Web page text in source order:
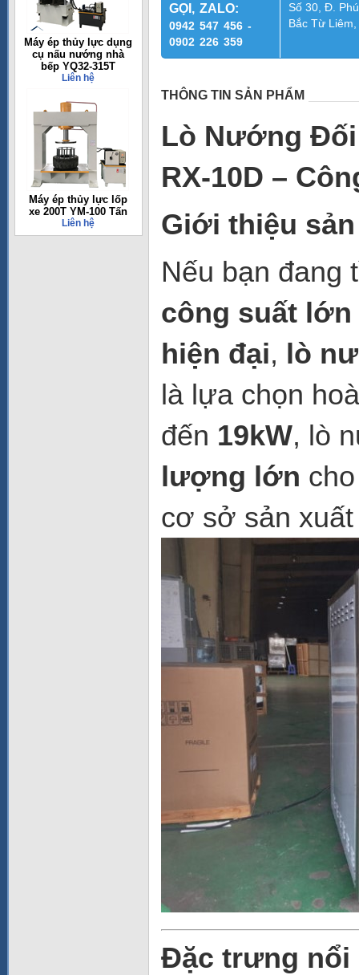
Máy ép thủy lực dụng
cụ nấu nướng nhà
bếp YQ32-315T
Liên hệ
Máy ép thủy lực lốp
xe 200T YM-100 Tấn
Liên hệ
GỌI, ZALO:
0942 547 456 -
0902 226 359
Số 30, Đ.
Bắc Từ
THÔNG TIN SẢN PHẨM
Lò Nướng
RX-10D –
Giới thiệu
Nếu bạn đang
công suất lớn
hiện đại, lò
là lựa chọn
đến 19kW, lò
lượng lớn
cơ sở sản
Đặc trưng nổi